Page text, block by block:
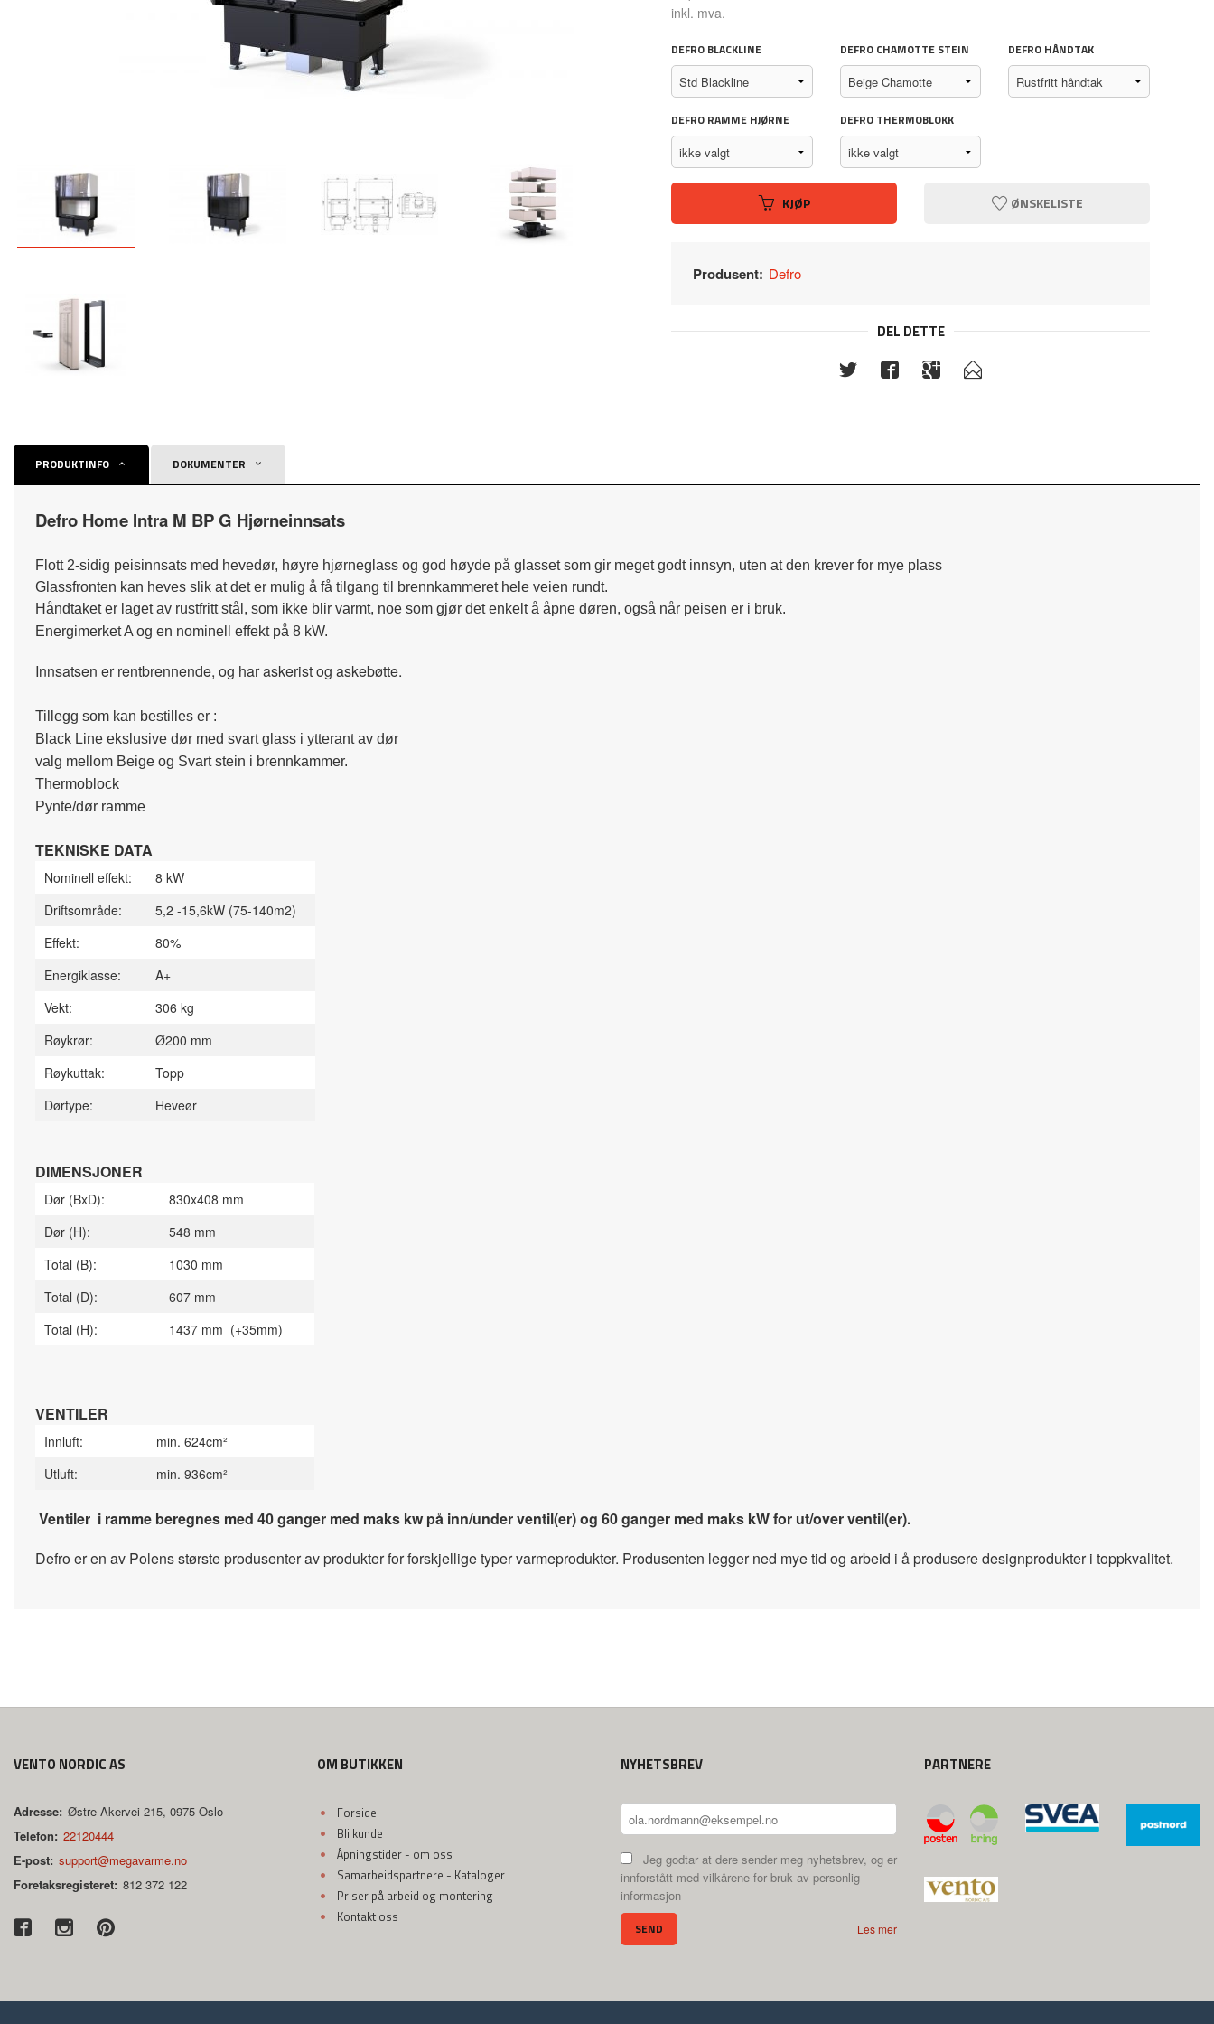
Rabatt
inkl. mva.
DEFRO BLACKLINE DEFRO CHAMOTTE STEIN DEFRO HÅNDTAK
DEFRO RAMME HJØRNE DEFRO THERMOBLOKK
KJØP ØNSKELISTE
Produsent: Defro
DEL DETTE
PRODUKTINFO DOKUMENTER
Defro Home Intra M BP G Hjørneinnsats
Flott 2-sidig peisinnsats med hevedør, høyre hjørneglass og god høyde på glasset som gir meget godt innsyn, uten at den krever for mye plass
Glassfronten kan heves slik at det er mulig å få tilgang til brennkammeret hele veien rundt.
Håndtaket er laget av rustfritt stål, som ikke blir varmt, noe som gjør det enkelt å åpne døren, også når peisen er i bruk.
Energimerket A og en nominell effekt på 8 kW.
Innsatsen er rentbrennende, og har askerist og askebøtte.
Tillegg som kan bestilles er :
Black Line ekslusive dør med svart glass i ytterant av dør
valg mellom Beige og Svart stein i brennkammer.
Thermoblock
Pynte/dør ramme
TEKNISKE DATA
Nominell effekt:
8 kW
Driftsområde:
5,2 -15,6kW (75-140m2)
Effekt:
80%
Energiklasse:
A+
Vekt:
306 kg
Røykrør:
Ø200 mm
Røykuttak:
Topp
Dørtype:
Heveør
DIMENSJONER
Dør (BxD):
830x408 mm
Dør (H):
548 mm
Total (B):
1030 mm
Total (D):
607 mm
Total (H):
1437 mm (+35mm)
VENTILER
Innluft:
min. 624cm²
Utluft:
min. 936cm²
Ventiler i ramme beregnes med 40 ganger med maks kw på inn/under ventil(er) og 60 ganger med maks kW for ut/over ventil(er).
Defro er en av Polens største produsenter av produkter for forskjellige typer varmeprodukter. Produsenten legger ned mye tid og arbeid i å produsere designprodukter i toppkvalitet.
VENTO NORDIC AS
Adresse: Østre Akervei 215, 0975 Oslo
Telefon: 22120444
E-post: support@megavarme.no
Foretaksregisteret: 812 372 122
OM BUTIKKEN
Forside
Bli kunde
Åpningstider - om oss
Samarbeidspartnere - Kataloger
Priser på arbeid og montering
Kontakt oss
NYHETSBREV
Jeg godtar at dere sender meg nyhetsbrev, og er
innforstått med vilkårene for bruk av personlig
informasjon
Les mer
PARTNERE